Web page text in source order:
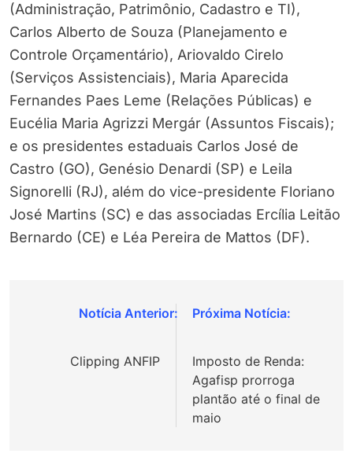
(Administração, Patrimônio, Cadastro e TI),
Carlos Alberto de Souza (Planejamento e
Controle Orçamentário), Ariovaldo Cirelo
(Serviços Assistenciais), Maria Aparecida
Fernandes Paes Leme (Relações Públicas) e
Eucélia Maria Agrizzi Mergár (Assuntos Fiscais);
e os presidentes estaduais Carlos José de
Castro (GO), Genésio Denardi (SP) e Leila
Signorelli (RJ), além do vice-presidente Floriano
José Martins (SC) e das associadas Ercília Leitão
Bernardo (CE) e Léa Pereira de Mattos (DF).
Navegação
Clipping ANFIP
Imposto de Renda:
Agafisp prorroga
plantão até o final de
maio